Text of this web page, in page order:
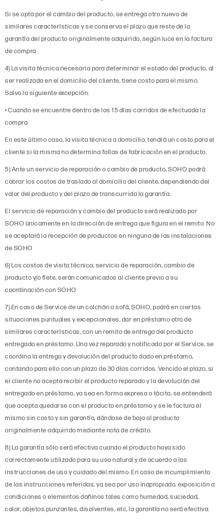
Si se opta por el cambio del producto, se entrega otro nuevo de
similares características y se conserva el plazo que reste de la
garantía del producto originalmente adquirido, según luce en la factura
de compra.
4) La visita técnica necesaria para determinar el estado del producto, al
ser realizada en el domicilio del cliente, tiene costo para el mismo.
Salvo la siguiente excepción:
• Cuando se encuentre dentro de los 15 días corridos de efectuada la
compra.
En este último caso, la visita técnica a domicilio, tendrá un costo para el
cliente si la misma no determina fallas de fabricación en el producto.
5) Ante un servicio de reparación o cambio de producto, SOHO podrá
cobrar los costos de traslado al domicilio del cliente, dependiendo del
valor del producto y del plazo de transcurrida la garantía.
El servicio de reparación y cambio del producto será realizado por
SOHO únicamente en la dirección de entrega que figura en el remito. No
se aceptará la recepción de productos en ninguna de las instalaciones
de SOHO
6) Los costos de visita técnica, servicio de reparación, cambio de
producto y/o flete, serán comunicados al cliente previo a su
coordinación con SOHO
7) En caso de Service de un colchón o sofá, SOHO, podrá en ciertas
situaciones puntuales y excepcionales, dar en préstamo otro de
similares características, con un remito de entrega del producto
entregado en préstamo. Una vez reparado y notificado por el Service, se
coordina la entrega y devolución del producto dado en préstamo,
contando para ello con un plazo de 30 días corridos. Vencido el plazo, si
el cliente no acepta recibir el producto reparado y la devolución del
entregado en préstamo, ya sea en forma expresa o tácita, se entenderá
que acepta quedarse con el producto en préstamo y se le factura el
mismo sin costo y sin garantía, dándose de baja al producto
originalmente adquirido mediante nota de crédito.
8) La garantía sólo será efectiva cuando el producto haya sido
correctamente utilizado para su uso natural y de acuerdo a las
instrucciones de uso y cuidado del mismo. En caso de incumplimiento
de las instrucciones referidas, ya sea por uso inapropiado, exposición a
condiciones o elementos dañinos tales como humedad, suciedad,
calor, objetos punzantes, disolventes, etc, la garantía no será efectiva.